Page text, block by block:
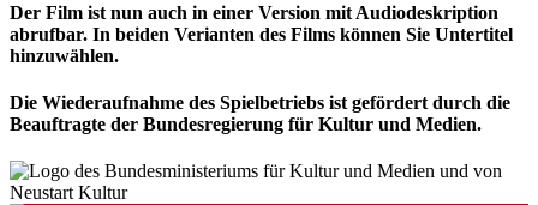
Der Film ist nun auch in einer Version mit Audiodeskription
abrufbar. In beiden Verianten des Films können Sie Untertitel
hinzuwählen.
Die Wiederaufnahme des Spielbetriebs ist gefördert durch die
Beauftragte der Bundesregierung für Kultur und Medien.